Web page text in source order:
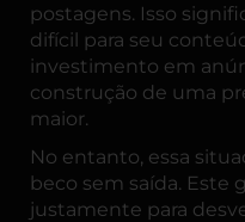
postagens. Isso
difícil para seu
investimento em
construção de uma
maior.
No entanto, essa
beco sem saída. Este
justamente para